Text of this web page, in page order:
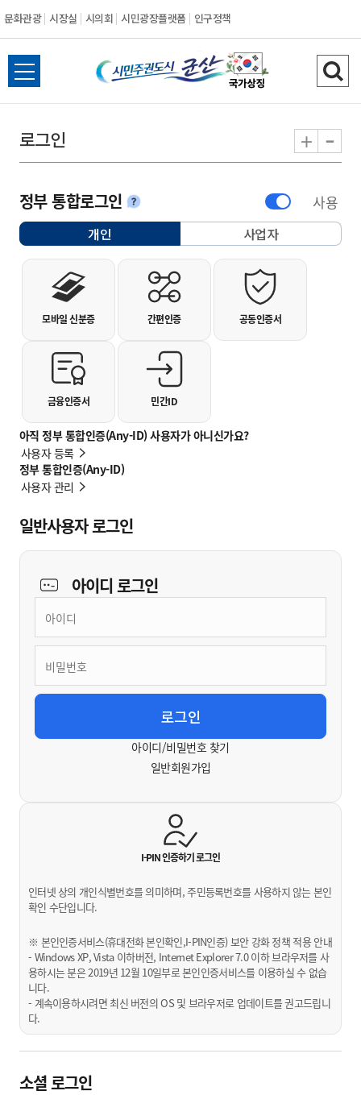
문화관광 시장실 시의회 시민광장플랫폼 인구정책
시민주권도시 군
전체메뉴 열기 검
로그인 + -
정부 통합로그인안내 사용
아직 정부 통합인증(Any-ID) 사용자가 아니신가요?
사용자 등록
정부 통합인증(Any-ID)
사용자 관리
개인선택됨 사업자
개인사용자 로그인
모바일 신분증 간편인증 공동인증서
금융인증서 민간ID
일반사용자 로그인
아이디로그인
아이디/비밀번호 찾기
일반회원가입
I-PIN 인증하기로그인
인터넷 상의 개인식별번호를 의미하며, 주민등록번호를 사용하지 않는 본인
확인 수단입니다.
※ 본인인증서비스(휴대전화 본인확인,I-PIN인증) 보안 강화 정책 적용 안내
- Windows XP, Vista 이하버전, Internet Explorer 7.0 이하 브라우저를 사
용하시는 분은 2019년 12월 10일부로 본인인증서비스를 이용하실 수 없습
니다.
- 계속이용하시려면 최신 버전의 OS 및 브라우저로 업데이트를 권고드립니
다.
소셜 로그인